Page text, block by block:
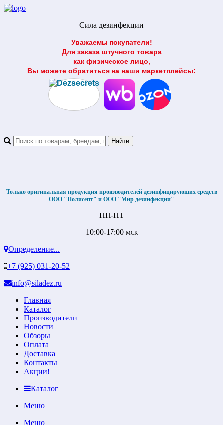
Сила дезинфекции
Уважаемы покупатели!
Для заказа штучного товара
как физическое лицо,
Вы можете обратиться на наши маркетплейсы:
Только оригинальная продукция производителей дезинфицирующих средств
ООО "Полисепт" и ООО "Мир дезинфекции"
ПН-ПТ
10:00-17:00 МСК
Определение...
+7 (925) 031-20-52
info@siladez.ru
Главная
Каталог
Производители
Новости
Обзоры
Оплата
Доставка
Контакты
Акции!
Каталог
Меню
Меню